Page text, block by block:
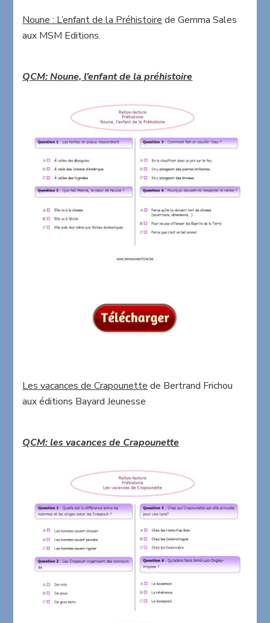
Noune : L’enfant de la Préhistoire de Gemma Sales
aux MSM Editions.
QCM: Noune, l’enfant de la préhistoire
Les vacances de Crapounette de Bertrand Frichou
aux éditions Bayard Jeunesse
QCM: les vacances de Crapounette